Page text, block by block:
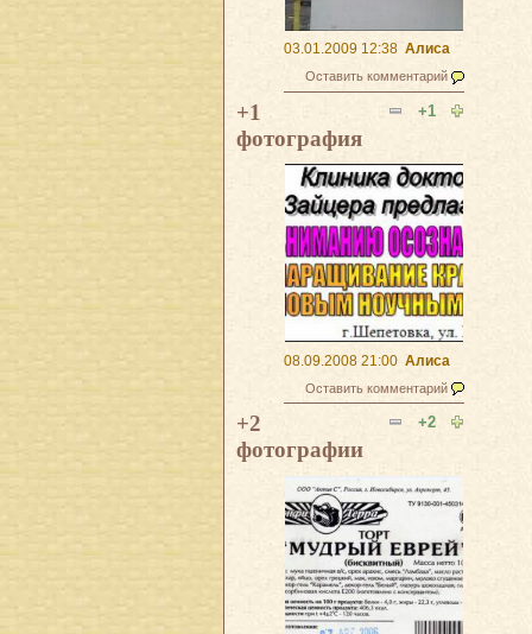
03.01.2009 12:38 Алиса
Оставить комментарий
+1
+1
фотография
08.09.2008 21:00 Алиса
Оставить комментарий
+2
+2
фотографии